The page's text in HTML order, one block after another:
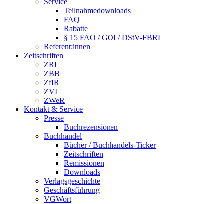
Service
Teilnahmedownloads
FAQ
Rabatte
§ 15 FAO / GOI / DStV-FBRL
Referent:innen
Zeitschriften
ZRI
ZBB
ZfIR
ZVI
ZWeR
Kontakt & Service
Presse
Buchrezensionen
Buchhandel
Bücher / Buchhandels-Ticker
Zeitschriften
Remissionen
Downloads
Verlagsgeschichte
Geschäftsführung
VGWort